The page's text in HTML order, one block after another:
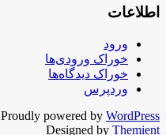
اطلاعات
ورود
خوراک ورودی‌ها
خوراک دیدگاه‌ها
وردپرس
Proudly powered by WordPress
Designed by Themient